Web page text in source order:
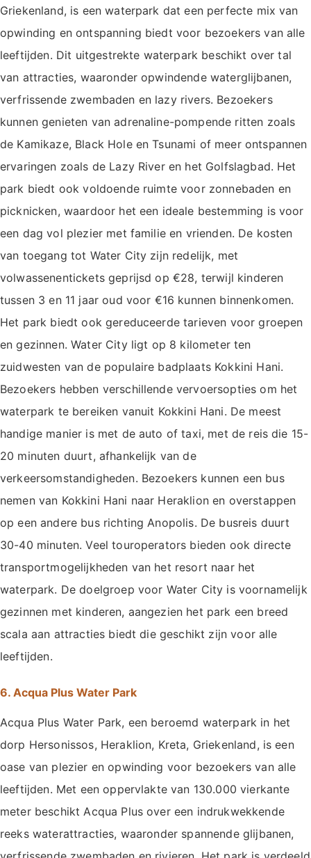
Griekenland, is een waterpark dat een perfecte mix van
opwinding en ontspanning biedt voor bezoekers van alle
leeftijden. Dit uitgestrekte waterpark beschikt over tal
van attracties, waaronder opwindende waterglijbanen,
verfrissende zwembaden en lazy rivers. Bezoekers
kunnen genieten van adrenaline-pompende ritten zoals
de Kamikaze, Black Hole en Tsunami of meer ontspannen
ervaringen zoals de Lazy River en het Golfslagbad. Het
park biedt ook voldoende ruimte voor zonnebaden en
picknicken, waardoor het een ideale bestemming is voor
een dag vol plezier met familie en vrienden. De kosten
van toegang tot Water City zijn redelijk, met
volwassenentickets geprijsd op €28, terwijl kinderen
tussen 3 en 11 jaar oud voor €16 kunnen binnenkomen.
Het park biedt ook gereduceerde tarieven voor groepen
en gezinnen. Water City ligt op 8 kilometer ten
zuidwesten van de populaire badplaats Kokkini Hani.
Bezoekers hebben verschillende vervoersopties om het
waterpark te bereiken vanuit Kokkini Hani. De meest
handige manier is met de auto of taxi, met de reis die 15-
20 minuten duurt, afhankelijk van de
verkeersomstandigheden. Bezoekers kunnen een bus
nemen van Kokkini Hani naar Heraklion en overstappen
op een andere bus richting Anopolis. De busreis duurt
30-40 minuten. Veel touroperators bieden ook directe
transportmogelijkheden van het resort naar het
waterpark. De doelgroep voor Water City is voornamelijk
gezinnen met kinderen, aangezien het park een breed
scala aan attracties biedt die geschikt zijn voor alle
leeftijden.
6. Acqua Plus Water Park
Acqua Plus Water Park, een beroemd waterpark in het
dorp Hersonissos, Heraklion, Kreta, Griekenland, is een
oase van plezier en opwinding voor bezoekers van alle
leeftijden. Met een oppervlakte van 130.000 vierkante
meter beschikt Acqua Plus over een indrukwekkende
reeks waterattracties, waaronder spannende glijbanen,